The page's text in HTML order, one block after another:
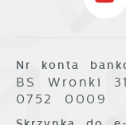
Nr konta
BS Wronki
0752 0009